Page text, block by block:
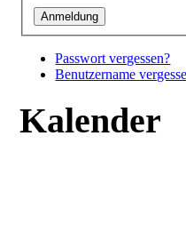
Passwort vergessen?
Benutzername
Kalender